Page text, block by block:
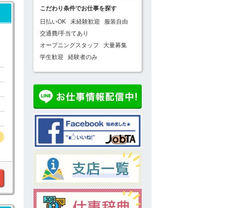
こだわり条件でお仕事を探す
日払いOK
未経験歓迎
服装自由
交通費/手当てあり
オープニングスタッフ
大量募集
学生歓迎
経験者のみ